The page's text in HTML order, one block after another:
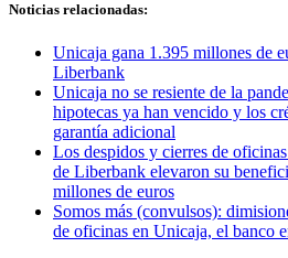
Noticias relacionadas:
Unicaja gana 1.395 millones de
Liberbank
Unicaja no se resiente de la
hipotecas ya han vencido y los
garantía adicional
Los despidos y cierres de
de Liberbank elevaron su
millones de euros
Somos más (convulsos):
de oficinas en Unicaja, el banco